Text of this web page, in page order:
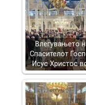
Влегувањето
Спасителот
Исус Христос